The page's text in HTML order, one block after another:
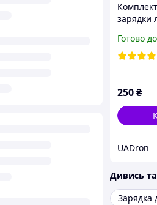
зарядки
Power
Готово
250₴
UADron
Дивись
Зарядка